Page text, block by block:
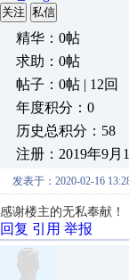
关注 私信
精华：0帖
求助：0帖
帖子：0帖 | 12回
年度积分：0
历史总积分：58
注册：2019年9月
发表于：2020-02-16
感谢楼主的无私奉献！
回复 引用 举报